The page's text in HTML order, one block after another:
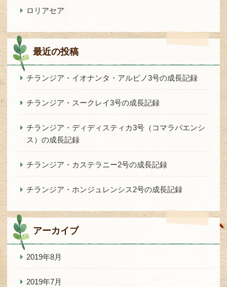
ロリアセア
最近の投稿
チランジア・イオナンタ・アルビノ3号の成長記録
チランジア・スークレイ3号の成長記録
チランジア・ディディスティカ3号（コマラパエンシ
ス）の成長記録
チランジア・カステラニー2号の成長記録
チランジア・ホンジュレンシス2号の成長記録
アーカイブ
2019年8月
2019年7月